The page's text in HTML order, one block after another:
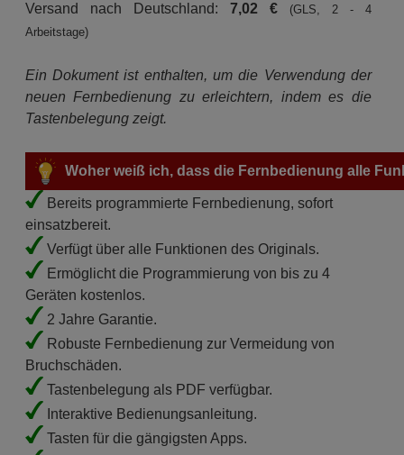
Versand nach Deutschland: 7,02 €
(GLS, 2 - 4
Arbeitstage)
Ein Dokument ist enthalten, um die Verwendung der
neuen Fernbedienung zu erleichtern, indem es die
Tastenbelegung zeigt.
Woher weiß ich, dass die Fernbedienung alle
Bereits programmierte Fernbedienung, sofort
einsatzbereit.
Verfügt über alle Funktionen des Originals.
Ermöglicht die Programmierung von bis zu 4
Geräten kostenlos.
2 Jahre Garantie.
Robuste Fernbedienung zur Vermeidung von
Bruchschäden.
Tastenbelegung als PDF verfügbar.
Interaktive Bedienungsanleitung.
Tasten für die gängigsten Apps.